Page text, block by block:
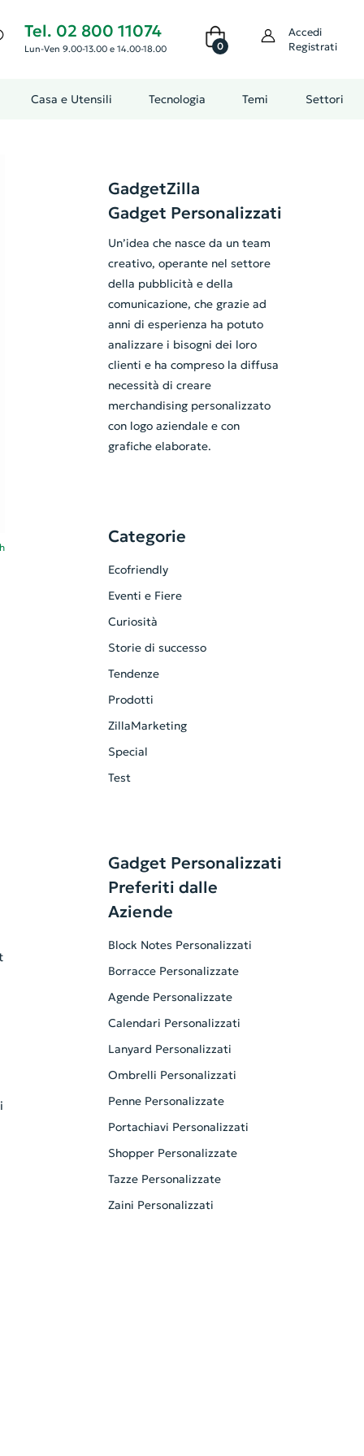
Tel. 02 800 11074
Lun-Ven 9.00-13.00 e 14.00-18.00 0
Accedi
Registrati
Casa e Utensili Tecnologia Temi Settori
GadgetZilla
Gadget Personalizzati
Un’idea che nasce da un team
creativo, operante nel settore
della pubblicità e della
comunicazione, che grazie ad
anni di esperienza ha potuto
analizzare i bisogni dei loro
clienti e ha compreso la diffusa
necessità di creare
merchandising personalizzato
con logo aziendale e con
grafiche elaborate.
Categorie
Ecofriendly
Eventi e Fiere
Curiosità
Storie di successo
Tendenze
Prodotti
ZillaMarketing
Special
Test
Gadget Personalizzati
Preferiti dalle
Aziende
Block Notes Personalizzati
Borracce Personalizzate
Agende Personalizzate
Calendari Personalizzati
Lanyard Personalizzati
Ombrelli Personalizzati
Penne Personalizzate
Portachiavi Personalizzati
Shopper Personalizzate
Tazze Personalizzate
Zaini Personalizzati